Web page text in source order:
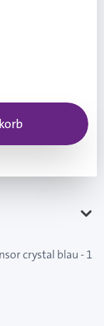
crystal blau - 1